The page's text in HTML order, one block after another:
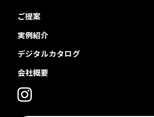
ご提案
実例紹介
デジタルカタログ
会社概要